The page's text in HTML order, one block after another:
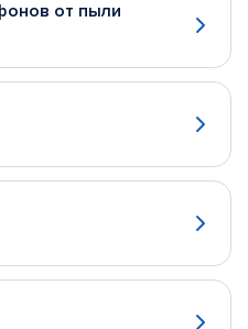
от пыли